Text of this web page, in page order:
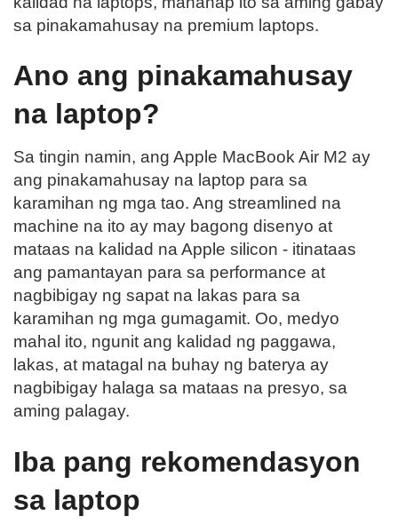
sa pinakamahusay na premium laptops.
Ano ang pinakamahusay
na laptop?
Sa tingin namin, ang Apple MacBook Air M2 ay
ang pinakamahusay na laptop para sa
karamihan ng mga tao. Ang streamlined na
machine na ito ay may bagong disenyo at
mataas na kalidad na Apple silicon - itinataas
ang pamantayan para sa performance at
nagbibigay ng sapat na lakas para sa
karamihan ng mga gumagamit. Oo, medyo
mahal ito, ngunit ang kalidad ng paggawa,
lakas, at matagal na buhay ng baterya ay
nagbibigay halaga sa mataas na presyo, sa
aming palagay.
Iba pang rekomendasyon
sa laptop